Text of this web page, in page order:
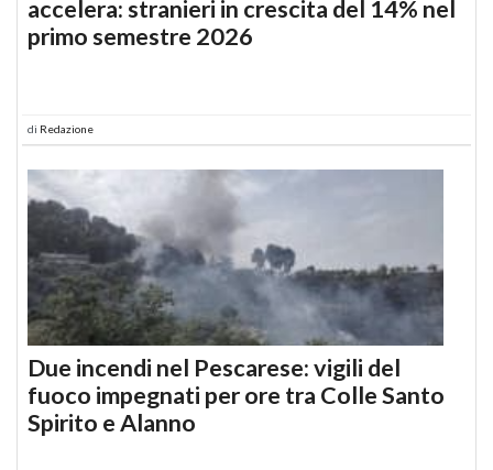
accelera: stranieri in crescita del 14% nel
primo semestre 2026
di Redazione
Due incendi nel Pescarese: vigili del
fuoco impegnati per ore tra Colle Santo
Spirito e Alanno